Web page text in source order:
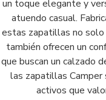
un toque elegante y
atuendo casual.
estas zapatillas no solo
también ofrecen un
que buscan un calzado
las zapatillas Camper
activos que